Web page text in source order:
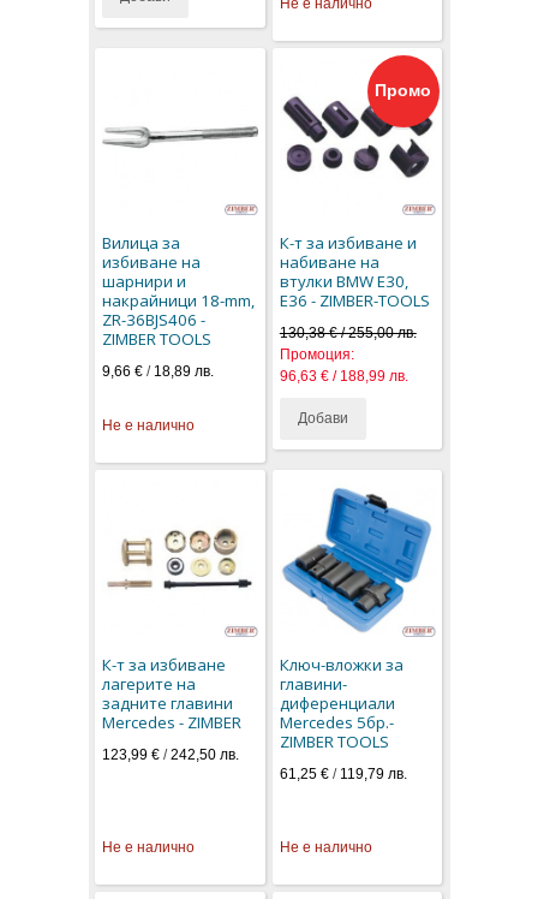
Не е налично
Вилица за
избиване на
шарнири и
накрайници 18-mm,
ZR-36BJS406 -
ZIMBER TOOLS
9,66 € / 18,89 лв.
Не е налично
Промо
К-т за избиване и
набиване на
втулки BMW E30,
E36 - ZIMBER-TOOLS
130,38 € / 255,00 лв.
Промоция:
96,63 € / 188,99 лв.
Добави
К-т за избиване
лагерите на
задните главини
Mercedes - ZIMBER
123,99 € /242,50 лв.
Не е налично
Ключ-вложки за
главини-
диференциали
Mercedes 5бр.-
ZIMBER TOOLS
61,25 €/ 119,79 лв.
Не е налично